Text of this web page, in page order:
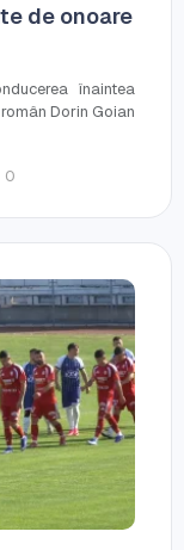
de onoare
înaintea
Dorin Goian
0